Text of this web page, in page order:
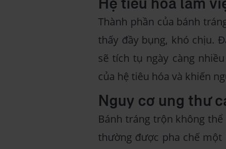
Hệ tiêu hóa làm
Thành phần của bánh
thấy đầy bụng, khó chịu.
sẽ tích tụ ngày càng
của hệ tiêu hóa và khiến
Nguy cơ ung thư
Bánh tráng trộn không
thường được pha chế